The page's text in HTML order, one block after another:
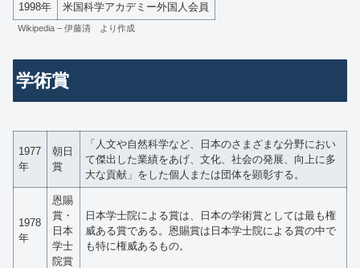
1998年 米国科学アカデミー外国人会員
Wikipedia – 伊藤清 より作成
学術賞
1977
年
朝日
賞
「人文や自然科学など、日本のさまざまな分野におい
て傑出した業績をあげ、文化、社会の発展、向上に多
大な貢献」をした個人または団体を顕彰する。
1978
年
恩賜
賞・
日本
学士
院賞
日本学士院による賞は、日本の学術賞としては最も権
威ある賞である。恩賜賞は日本学士院による賞の中で
も特に権威あるもの。